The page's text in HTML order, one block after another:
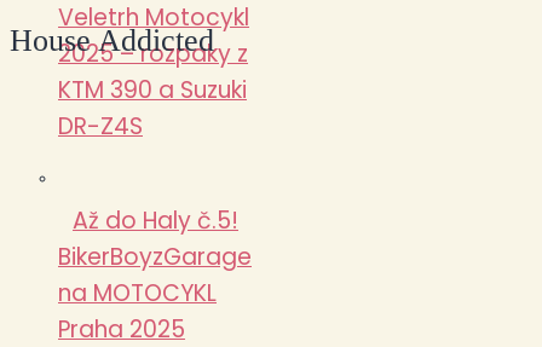
Veletrh Motocykl
2025 – rozpaky z
KTM 390 a Suzuki
DR-Z4S
Až do Haly č.5!
BikerBoyzGarage
na MOTOCYKL
Praha 2025
House Addicted